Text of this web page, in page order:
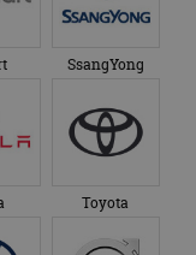
SsangYong
Toyota